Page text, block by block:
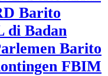
Barito
di Badan
Barito
FBIM